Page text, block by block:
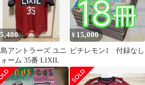
5,480
島アントラーズ ユニ
ーム 35番 LIXIL
¥ 15,000
ピチレモン1 付録なし